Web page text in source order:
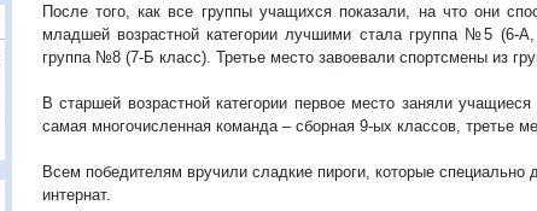
После того, как все группы учащихся показали, на что они
младшей возрастной категории лучшими стала группа №5 (6-
группа №8 (7-Б класс). Третье место завоевали спортсмены из
В старшей возрастной категории первое место заняли
самая многочисленная команда – сборная 9-ых классов, третье
Всем победителям вручили сладкие пироги, которые специально
интернат.